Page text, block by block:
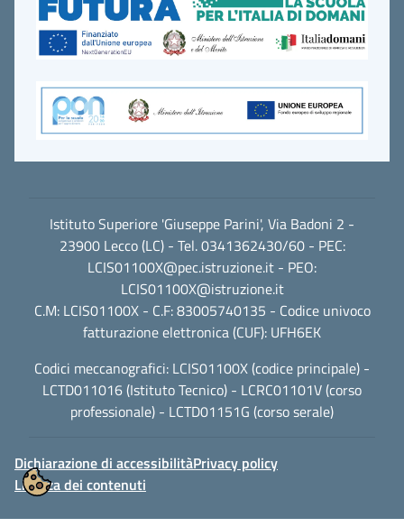
Istituto Superiore 'Giuseppe Parini', Via Badoni 2 -
23900 Lecco (LC) - Tel. 0341362430/60 - PEC:
LCIS01100X@pec.istruzione.it - PEO:
LCIS01100X@istruzione.it
C.M: LCIS01100X - C.F: 83005740135 - Codice univoco
fatturazione elettronica (CUF): UFH6EK
Codici meccanografici: LCIS01100X (codice principale) -
LCTD011016 (Istituto Tecnico) - LCRC01101V (corso
professionale) - LCTD01151G (corso serale)
Dichiarazione di accessibilitàPrivacy policy
Licenza dei contenuti